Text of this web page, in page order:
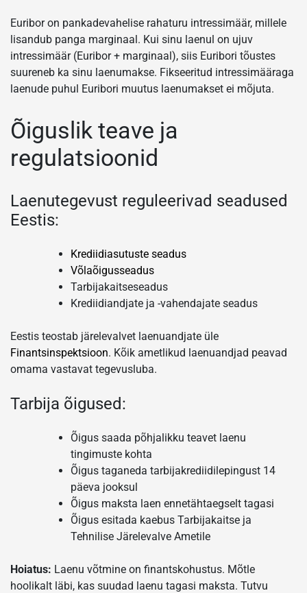
Euribor on pankadevahelise rahaturu intressimäär, millele
lisandub panga marginaal. Kui sinu laenul on ujuv
intressimäär (Euribor + marginaal), siis Euribori tõustes
suureneb ka sinu laenumakse. Fikseeritud intressimääraga
laenude puhul Euribori muutus laenumakset ei mõjuta.
Õiguslik teave ja
regulatsioonid
Laenutegevust reguleerivad seadused
Eestis:
Krediidiasutuste seadus
Võlaõigusseadus
Tarbijakaitseseadus
Krediidiandjate ja -vahendajate seadus
Eestis teostab järelevalvet laenuandjate üle
Finantsinspektsioon. Kõik ametlikud laenuandjad peavad
omama vastavat tegevusluba.
Tarbija õigused:
Õigus saada põhjalikku teavet laenu
tingimuste kohta
Õigus taganeda tarbijakrediidilepingust 14
päeva jooksul
Õigus maksta laen ennetähtaegselt tagasi
Õigus esitada kaebus Tarbijakaitse ja
Tehnilise Järelevalve Ametile
Hoiatus: Laenu võtmine on finantskohustus. Mõtle
hoolikalt läbi, kas suudad laenu tagasi maksta. Tutvu